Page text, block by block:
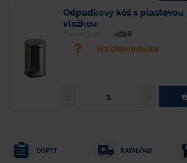
Odpadkový kôš s plastovou
vložkou
4596
Na objednávku
DOPYT KATALÓGY